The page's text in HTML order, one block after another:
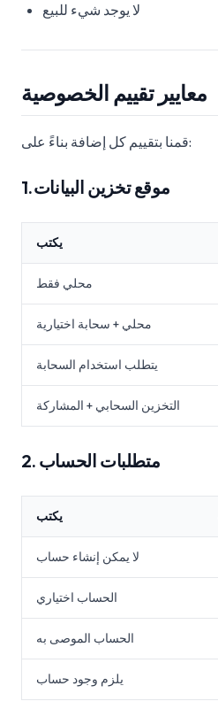
لا يوجد شيء للبيع
معايير تقييم الخصوصية
قمنا بتقييم كل إضافة بناءً على:
1. موقع تخزين البيانات
يكتب
محلي فقط
محلي + سحابة اختيارية
يتطلب استخدام السحابة
التخزين السحابي + المشاركة
2. متطلبات الحساب
يكتب
لا يمكن إنشاء حساب
الحساب اختياري
الحساب الموصى به
يلزم وجود حساب